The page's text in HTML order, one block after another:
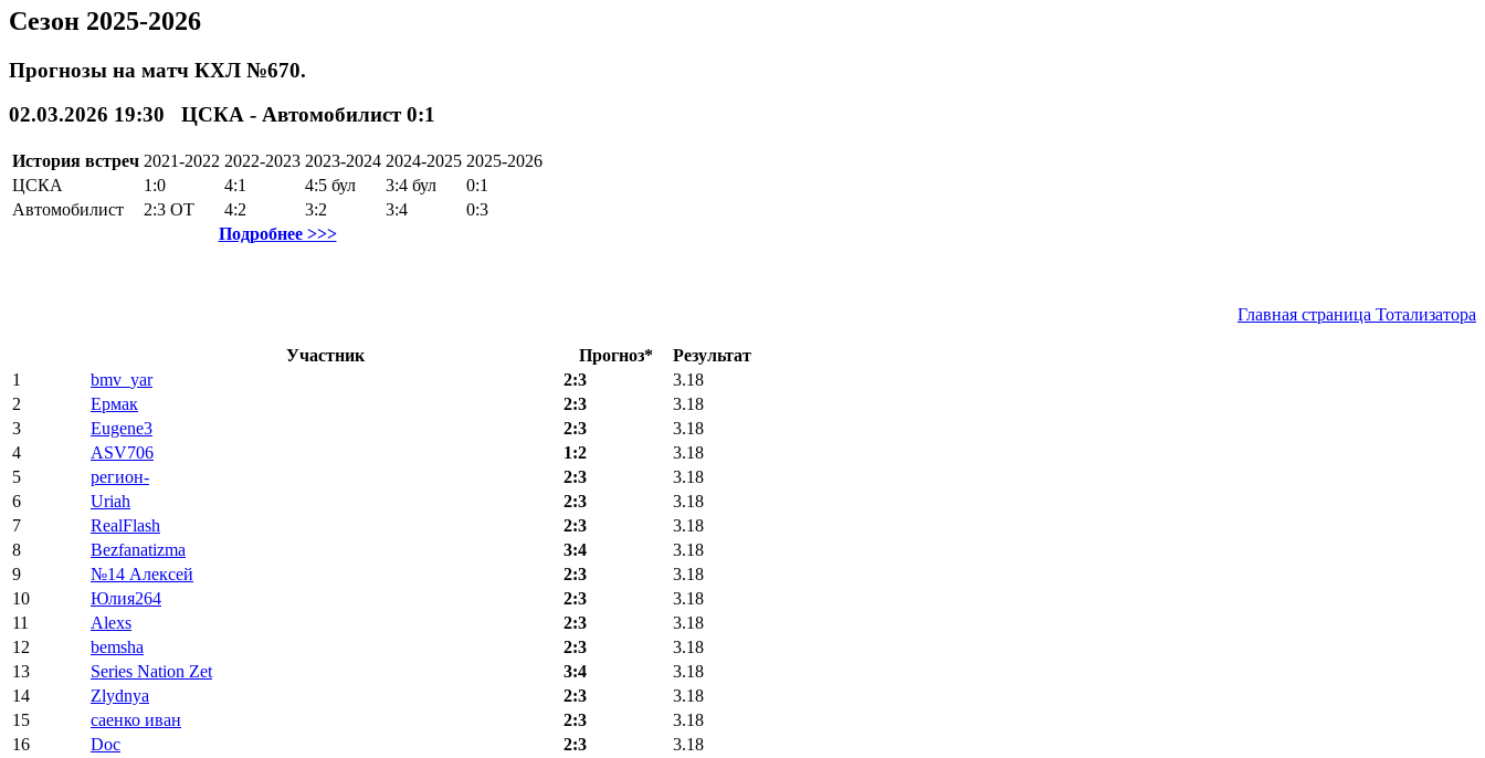
Сезон 2025-2026
Прогнозы на матч КХЛ №670.
02.03.2026 19:30 ЦСКА - Автомобилист 0:1
История встреч 2021-2022 2022-2023 2023-2024 2024-2025 2025-2026
ЦСКА
1:0 4:1 4:5 бул 3:4 бул
0:1
Автомобилист
2:3 ОТ 4:2 3:2 3:4
0:3
Подробнее >>>
Главная страница Тотализатора
Участник Прогноз*
Результат
1
bmv_yar 2:3
3.18
2
Ермак 2:3
3.18
3
Eugene3 2:3
3.18
4
ASV706 1:2
3.18
5
регион- 2:3
3.18
6
Uriah 2:3
3.18
7
RealFlash 2:3
3.18
8
Bezfanatizma 3:4
3.18
9
№14 Алексей 2:3
3.18
10
Юлия264 2:3
3.18
11
Alexs 2:3
3.18
12
bemsha 2:3
3.18
13
Series Nation Zet 3:4
3.18
14
Zlydnya 2:3
3.18
15
саенко иван 2:3
3.18
16
Doc 2:3
3.18